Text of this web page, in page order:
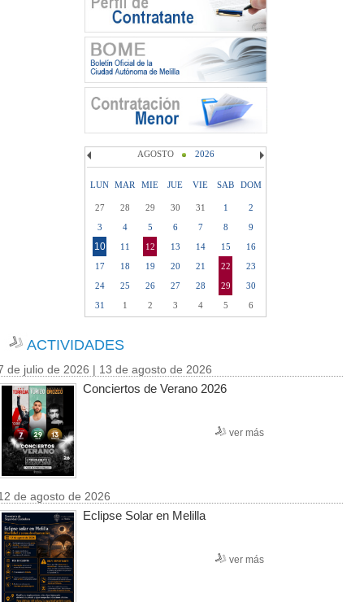
AGOSTO 2026
LUN MAR MIE JUE VIE SAB DOM
27 28 29 30 31 1
2
3
4 5 6 7 8 9
10 11 12 13 14 15
16
17
18 19 20 21 22
23
24
25 26 27 28 29
30
31
1 2 3 4 5 6
ACTIVIDADES
de julio de 2026 | 13 de agosto de 2026
Conciertos de Verano 2026
ver más
de agosto de 2026
Eclipse Solar en Melilla
ver más